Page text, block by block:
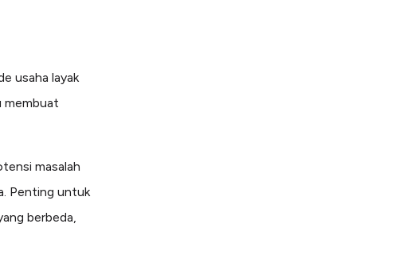
usaha layak
membuat
masalah
Penting untuk
berbeda,